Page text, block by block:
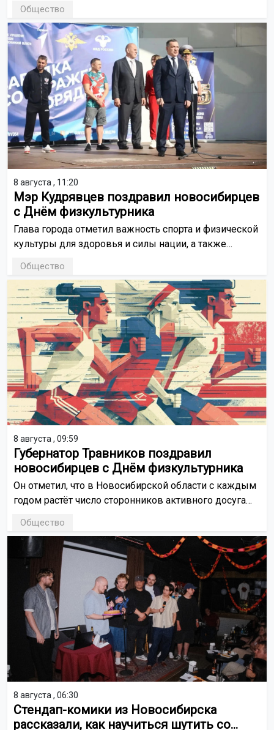
боевых действий. Сегодня, 8 августа, пара сыграет
свадьбу.
Общество
8 августа , 11:20
Мэр Кудрявцев поздравил новосибирцев
с Днём физкультурника
Глава города отметил важность спорта и физической
культуры для здоровья и силы нации, а также
Общество
8 августа , 09:59
Губернатор Травников поздравил
новосибирцев с Днём физкультурника
Он отметил, что в Новосибирской области с каждым
годом растёт число сторонников активного досуга
спортивными традициями региона.
Общество
8 августа , 06:30
Стендап-комики из Новосибирска
рассказали, как научиться шутить со